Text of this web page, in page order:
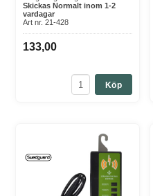
Skickas Normalt inom 1-2
vardagar
Art nr. 21-428
133,00
Köp